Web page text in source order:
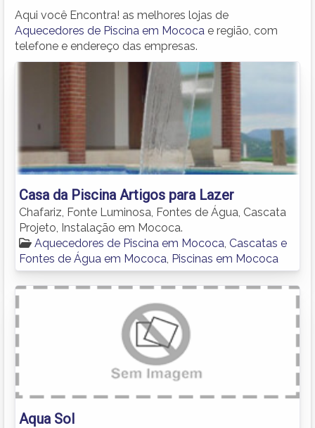
Aqui você Encontra! as melhores lojas de
Aquecedores de Piscina em Mococa e região, com
telefone e endereço das empresas.
Casa da Piscina Artigos para Lazer
Chafariz, Fonte Luminosa, Fontes de Água, Cascata
Projeto, Instalação em Mococa.
Aquecedores de Piscina em Mococa Cascatas e
Fontes de Água em Mococa Piscinas em Mococa
Aqua Sol